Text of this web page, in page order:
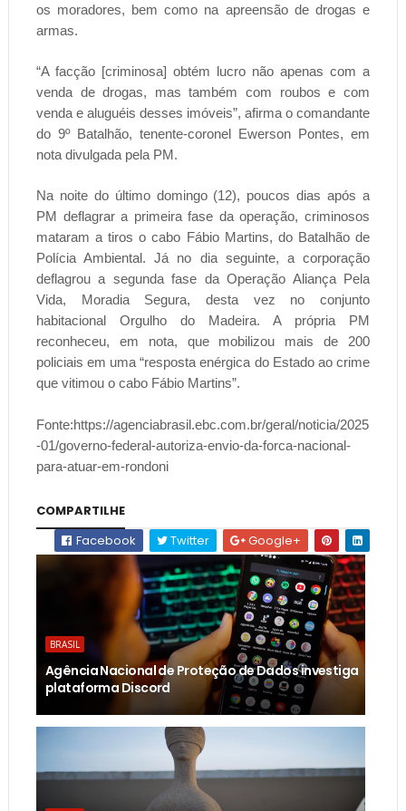
os moradores, bem como na apreensão de drogas e
armas.
“A facção [criminosa] obtém lucro não apenas com a
venda de drogas, mas também com roubos e com
venda e aluguéis desses imóveis”, afirma o comandante
do 9º Batalhão, tenente-coronel Ewerson Pontes, em
nota divulgada pela PM.
Na noite do último domingo (12), poucos dias após a
PM deflagrar a primeira fase da operação, criminosos
mataram a tiros o cabo Fábio Martins, do Batalhão de
Polícia Ambiental. Já no dia seguinte, a corporação
deflagrou a segunda fase da Operação Aliança Pela
Vida, Moradia Segura, desta vez no conjunto
habitacional Orgulho do Madeira. A própria PM
reconheceu, em nota, que mobilizou mais de 200
policiais em uma “resposta enérgica do Estado ao crime
que vitimou o cabo Fábio Martins”.
Fonte:https://agenciabrasil.ebc.com.br/geral/noticia/2025
-01/governo-federal-autoriza-envio-da-forca-nacional-
para-atuar-em-rondoni
COMPARTILHE
Facebook
Twitter Google+
BRASIL
Agência Nacional de Proteção de Dados investiga
plataforma Discord